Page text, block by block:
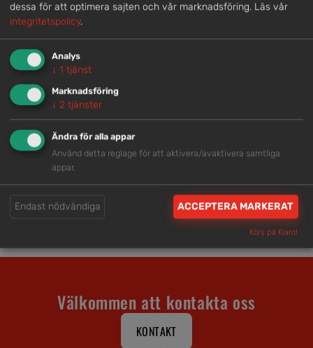
Snabb service
Trygg rådgivning
Våra hjälpsamma medarbetare är experter inom
branschen.
Brett och samlat utbud
Vi har en välsorterad maskinpark med hög
tillgänglighet.
Välkommen att kontakta oss
KONTAKT
dessa för att optimera sajten och vår marknadsföring. Läs vår
integritetspolicy.
Analys
↓ 1 tjänst
Marknadsföring
↓ 2 tjänster
Ändra för alla appar
Använd detta reglage för att aktivera/avaktivera samtliga
appar.
Endast nödvändiga ACCEPTERA MARKERAT
Körs på Klaro!